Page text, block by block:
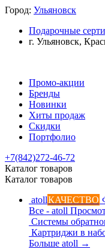
Город: Ульяновск
Подарочные
г. Ульяновск,
Промо-акции
Бренды
Новинки
Хиты продаж
Скидки
Портфолио
+7(842)272-46-72
Каталог товаров
Каталог товаров
atollКАЧЕСТВО
Все - atoll
Системы
Картриджи в
Больше atoll →